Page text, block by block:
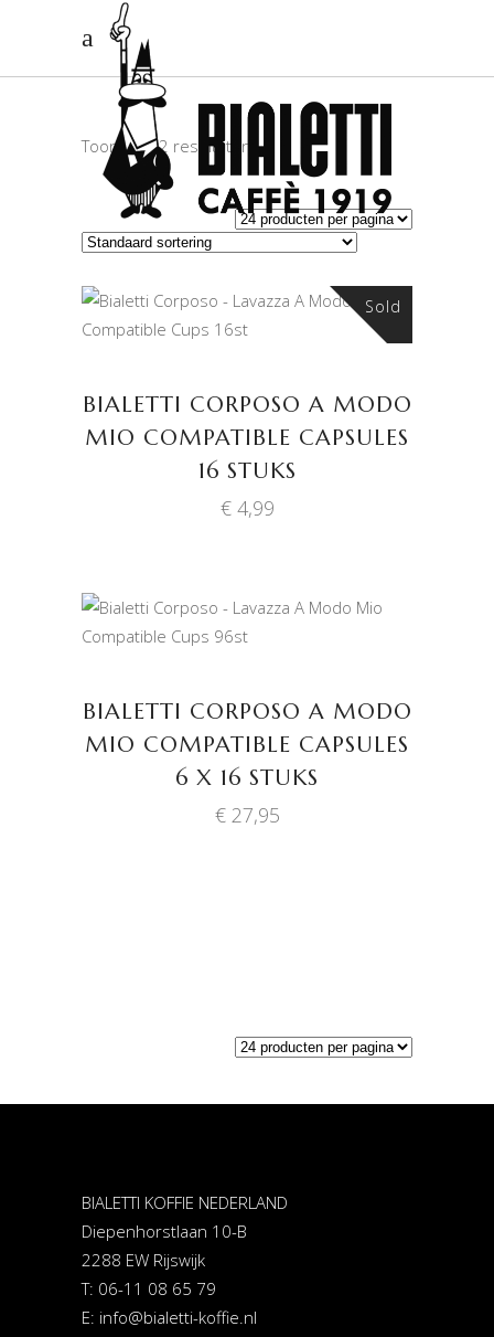
Toont alle 2 resultaten
Sold
LEES VERDER
BIALETTI CORPOSO A MODO
MIO COMPATIBLE CAPSULES
16 STUKS
€4,99
TOEVOEGEN AAN
WINKELWAGEN
BIALETTI CORPOSO A MODO
MIO COMPATIBLE CAPSULES
6 X 16 STUKS
€27,95
BIALETTI KOFFIE NEDERLAND
Diepenhorstlaan 10-B
2288 EW Rijswijk
T: 06-11 08 65 79
E: info@bialetti-koffie.nl